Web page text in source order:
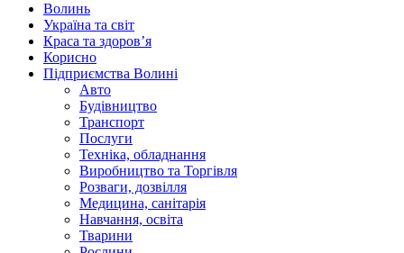
Волинь
Україна та світ
Краса та здоров’я
Корисно
Підприємства Волині
Авто
Будівництво
Транспорт
Послуги
Техніка, обладнання
Виробництво та Торгівля
Розваги, дозвілля
Медицина, санітарія
Навчання, освіта
Тварини